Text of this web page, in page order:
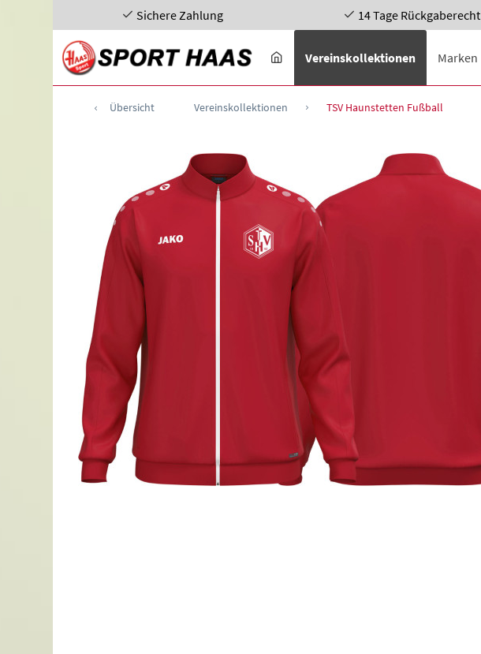
Sichere Zahlung 14 Tage Rückgaberecht
Vereinskollektionen Marken
Übersicht Vereinskollektionen TSV Haunstetten Fußball